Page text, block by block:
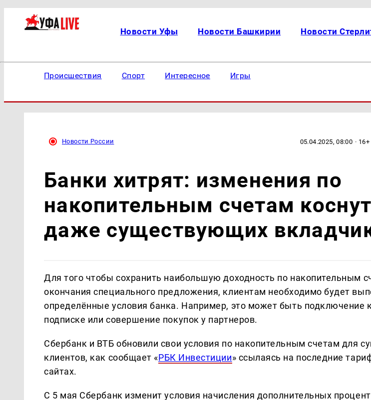
Новости Уфы Новости Башкирии Новости
Происшествия Спорт Интересное Игры
Новости России 05.04.2025, 08:00 · 16+
Банки хитрят: изменения по
накопительным счетам
даже существующих
Для того чтобы сохранить наибольшую доходность по накопительным
окончания специального предложения, клиентам необходимо будет
определённые условия банка. Например, это может быть подключение
подписке или совершение покупок у партнеров.
Сбербанк и ВТБ обновили свои условия по накопительным счетам для
клиентов, как сообщает «РБК Инвестиции» ссылаясь на последние
сайтах.
С 5 мая Сбербанк изменит условия начисления дополнительных